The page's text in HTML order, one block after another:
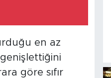
en az
genişlettiğini
göre sıfır